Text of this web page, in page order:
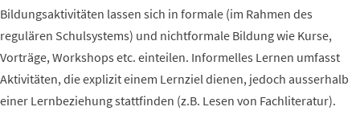
Bildungsaktivitäten lassen sich in formale (im Rahmen des
regulären Schulsystems) und nichtformale Bildung wie Kurse,
Vorträge, Workshops etc. einteilen. Informelles Lernen umfasst
Aktivitäten, die explizit einem Lernziel dienen, jedoch ausserhalb
einer Lernbeziehung stattfinden (z.B. Lesen von Fachliteratur).